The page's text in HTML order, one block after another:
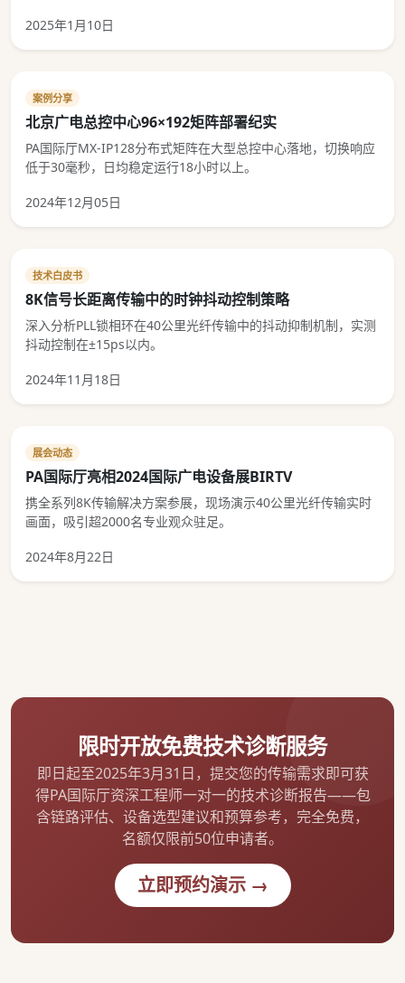
2025年1月10日
案例分享
北京广电总控中心96×192矩阵部署纪实
PA国际厅MX-IP128分布式矩阵在大型总控中心落地，切换响应
低于30毫秒，日均稳定运行18小时以上。
2024年12月05日
技术白皮书
8K信号长距离传输中的时钟抖动控制策略
深入分析PLL锁相环在40公里光纤传输中的抖动抑制机制，实测
抖动控制在±15ps以内。
2024年11月18日
展会动态
PA国际厅亮相2024国际广电设备展BIRTV
携全系列8K传输解决方案参展，现场演示40公里光纤传输实时
画面，吸引超2000名专业观众驻足。
2024年8月22日
限时开放免费技术诊断服务
即日起至2025年3月31日，提交您的传输需求即可获
得PA国际厅资深工程师一对一的技术诊断报告——包
含链路评估、设备选型建议和预算参考，完全免费，
名额仅限前50位申请者。
立即预约演示 →